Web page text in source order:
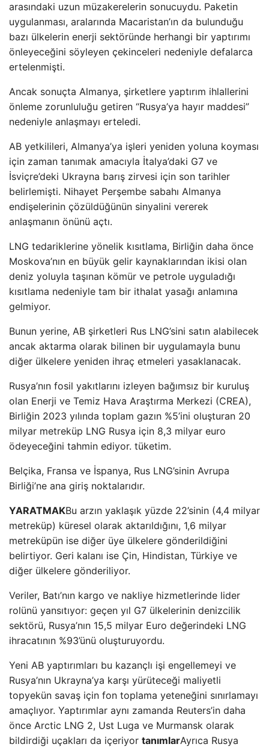
arasındaki uzun müzakerelerin sonucuydu. Paketin
uygulanması, aralarında Macaristan’ın da bulunduğu
bazı ülkelerin enerji sektöründe herhangi bir yaptırımı
önleyeceğini söyleyen çekinceleri nedeniyle defalarca
ertelenmişti.
Ancak sonuçta Almanya, şirketlere yaptırım ihlallerini
önleme zorunluluğu getiren “Rusya’ya hayır maddesi”
nedeniyle anlaşmayı erteledi.
AB yetkilileri, Almanya’ya işleri yeniden yoluna koyması
için zaman tanımak amacıyla İtalya’daki G7 ve
İsviçre’deki Ukrayna barış zirvesi için son tarihler
belirlemişti. Nihayet Perşembe sabahı Almanya
endişelerinin çözüldüğünün sinyalini vererek
anlaşmanın önünü açtı.
LNG tedariklerine yönelik kısıtlama, Birliğin daha önce
Moskova’nın en büyük gelir kaynaklarından ikisi olan
deniz yoluyla taşınan kömür ve petrole uyguladığı
kısıtlama nedeniyle tam bir ithalat yasağı anlamına
gelmiyor.
Bunun yerine, AB şirketleri Rus LNG’sini satın alabilecek
ancak aktarma olarak bilinen bir uygulamayla bunu
diğer ülkelere yeniden ihraç etmeleri yasaklanacak.
Rusya’nın fosil yakıtlarını izleyen bağımsız bir kuruluş
olan Enerji ve Temiz Hava Araştırma Merkezi (CREA),
Birliğin 2023 yılında toplam gazın %5’ini oluşturan 20
milyar metreküp LNG Rusya için 8,3 milyar euro
ödeyeceğini tahmin ediyor. tüketim.
Belçika, Fransa ve İspanya, Rus LNG’sinin Avrupa
Birliği’ne ana giriş noktalarıdır.
YARATMAKBu arzın yaklaşık yüzde 22’sinin (4,4 milyar
metreküp) küresel olarak aktarıldığını, 1,6 milyar
metreküpün ise diğer üye ülkelere gönderildiğini
belirtiyor. Geri kalanı ise Çin, Hindistan, Türkiye ve
diğer ülkelere gönderiliyor.
Veriler, Batı’nın kargo ve nakliye hizmetlerinde lider
rolünü yansıtıyor: geçen yıl G7 ülkelerinin denizcilik
sektörü, Rusya’nın 15,5 milyar Euro değerindeki LNG
ihracatının %93’ünü oluşturuyordu.
Yeni AB yaptırımları bu kazançlı işi engellemeyi ve
Rusya’nın Ukrayna’ya karşı yürüteceği maliyetli
topyekün savaş için fon toplama yeteneğini sınırlamayı
amaçlıyor. Yaptırımlar aynı zamanda Reuters’in daha
önce Arctic LNG 2, Ust Luga ve Murmansk olarak
bildirdiği uçakları da içeriyor tanımlarAyrıca Rusya